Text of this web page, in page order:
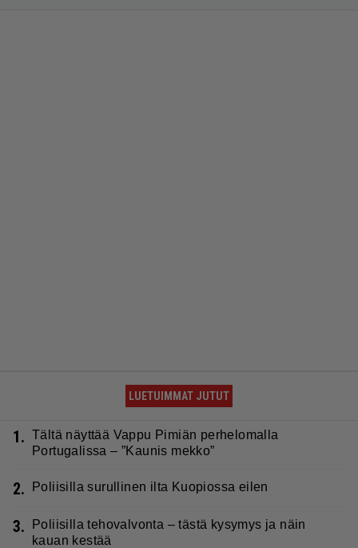
LUETUIMMAT JUTUT
1. Tältä näyttää Vappu Pimiän perhelomalla
Portugalissa – ”Kaunis mekko”
2. Poliisilla surullinen ilta Kuopiossa eilen
3.
Poliisilla tehovalvonta – tästä kysymys ja näin
kauan kestää